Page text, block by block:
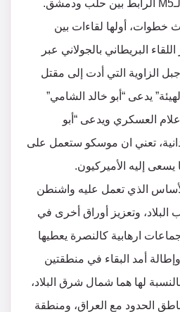
في ادلب وتحرير طريق الـM5 الرابط بين حلب ودمشق.
خطوات، أولها لقاءات بين
البريطاني بالجولاني عبر
الزاوية التي أدت إلى مقتل
يدعى “أبو خالد الشامي”
العسكري ويدعى “أبو
تعني ان موسكو ستعمل على
إليه الأميركيون.
الذي تعمل عليه واشنطن
وتعزيز أوراق أخرى في
ارهابية كالنصرة يعطيها
أمد البقاء في منطقتين
لها هما شمال شرق البلاد،
الحدود مع العراق، ومنطقة